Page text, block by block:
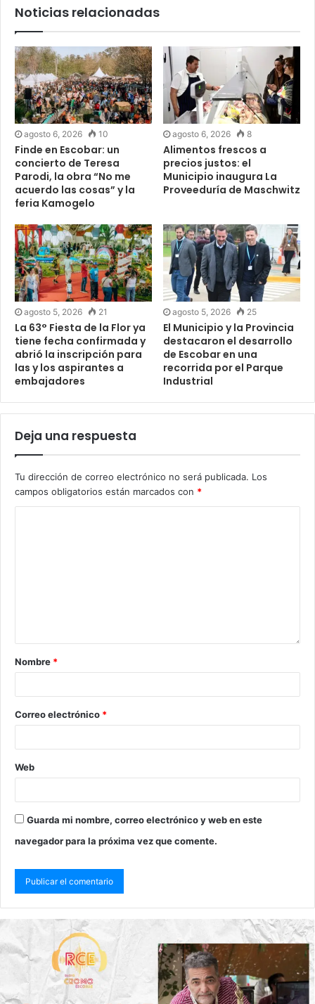
Noticias relacionadas
agosto 6, 2026 10
Finde en Escobar: un
concierto de Teresa
Parodi, la obra “No me
acuerdo las cosas” y la
feria Kamogelo
agosto 6, 2026 8
Alimentos frescos a
precios justos: el
Municipio inaugura La
Proveeduría de Maschwitz
agosto 5, 2026 21
La 63° Fiesta de la Flor ya
tiene fecha confirmada y
abrió la inscripción para
las y los aspirantes a
embajadores
agosto 5, 2026 25
El Municipio y la Provincia
destacaron el desarrollo
de Escobar en una
recorrida por el Parque
Industrial
Deja una respuesta
Tu dirección de correo electrónico no será publicada. Los
campos obligatorios están marcados con *
Nombre *
Correo electrónico *
Web
Guarda mi nombre, correo electrónico y web en este
navegador para la próxima vez que comente.